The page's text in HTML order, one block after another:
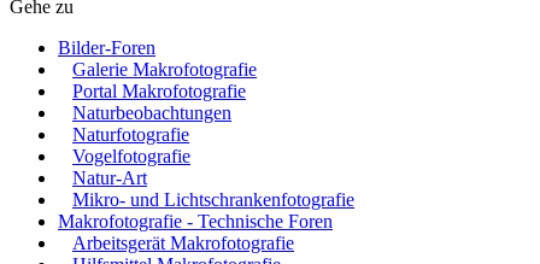
Gehe zu
Bilder-Foren
Galerie Makrofotografie
Portal Makrofotografie
Naturbeobachtungen
Naturfotografie
Vogelfotografie
Natur-Art
Mikro- und Lichtschrankenfotografie
Makrofotografie - Technische Foren
Arbeitsgerät Makrofotografie